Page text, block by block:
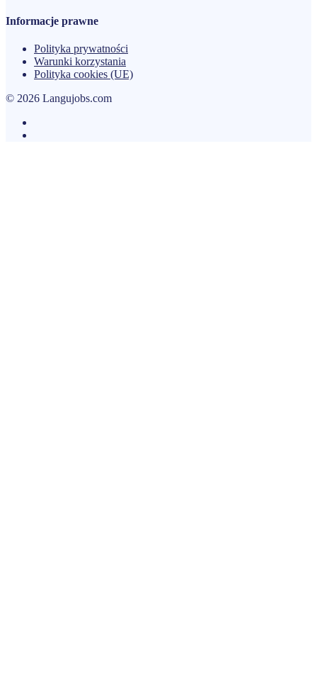
Informacje prawne
Polityka prywatności
Warunki korzystania
Polityka cookies (UE)
© 2026 Langujobs.com